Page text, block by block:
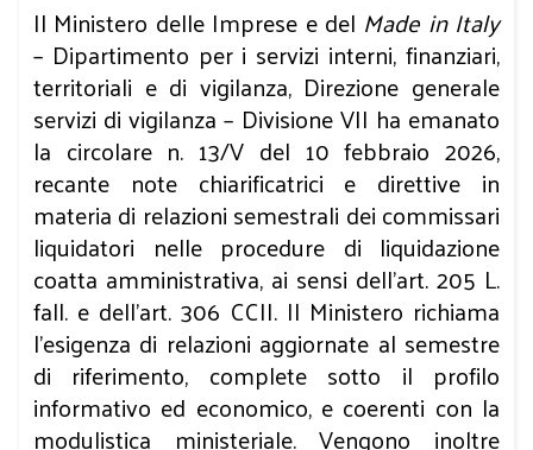
Il Ministero delle Imprese e del Made in Italy
– Dipartimento per i servizi interni, finanziari,
territoriali e di vigilanza, Direzione generale
servizi di vigilanza – Divisione VII ha emanato
la circolare n. 13/V del 10 febbraio 2026,
recante note chiarificatrici e direttive in
materia di relazioni semestrali dei commissari
liquidatori nelle procedure di liquidazione
coatta amministrativa, ai sensi dell’art. 205 L.
fall. e dell’art. 306 CCII. Il Ministero richiama
l’esigenza di relazioni aggiornate al semestre
di riferimento, complete sotto il profilo
informativo ed economico, e coerenti con la
modulistica ministeriale. Vengono inoltre